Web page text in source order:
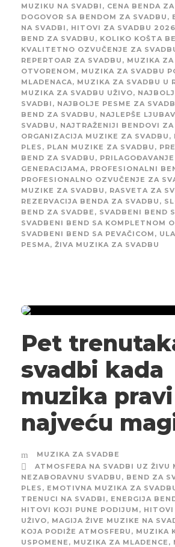
MUZIKU NA SVADBI , CENA BENDA
DOGOVOR SA BENDOM ZA SVADBU ,
NA SVADBI , HITOVI ZA SVADBU 2026
BEND ZA SVADBU , KOLIKO KOŠTA
KVALITETNO OZVUČENJE ZA
REPERTOAR ZA SVADBU , MUZIKA
OTVORENOM , MUZIKA ZA SVADBU
MLADENACA, MUZIKA ZA SVADBU U
MUZIKA ZA SVADBU UŽIVO,
SVADBI , NAJBOLJE PESME ZA
BEND ZA SVADBU , NAJLEPŠE
SVADBU , NAJTRAŽENIJI BENDOVI ZA
ORGANIZACIJA MUZIKE ZA SVADBU ,
PLES , PLAN MUZIKE ZA SVADBU ,
BEND ZA SVADBU ,
GENERACIJAMA, PROFESIONALNI
PROFESIONALNO OZVUČENJE ZA
MUZIKE ZA SVADBU , RASVETA ZA
REZERVACIJA BENDA ZA SVADBU ,
BEND ZA SVADBE , SVADBENI BEND
SVADBENI BEND SA KOMPLETNOM
SVADBENI BEND SA PEVAČICOM ,
PESMA, ŽIVA MUZIKA ZA SVADBU
Pet
svadbi kada
muzika pravi
najveću
MUZIKA ZA SVADBE
ATMOSFERA NA SVADBI UZ ŽIVU
NEZABORAVNU SVADBU , BEND ZA
PLES , EMOTIVNA MUZIKA ZA
TRENUCI NA SVADBI , ENERGIJA
HITOVI KOJI PUNE PODIJUM , HITOVI
UŽIVO, MAGIJA ŽIVE MUZIKE NA
KOJA PODIŽE ATMOSFERU , MUZIKA
USPOMENE , MUZIKA ZA MLADENCE ,